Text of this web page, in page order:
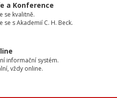
a Konference
se kvalitně.
se s Akademií C. H. Beck.
informační systém.
vždy online.